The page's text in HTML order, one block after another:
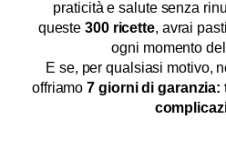
praticità e salute senza
queste300 ricette, avrai
ogni momento
E se, per qualsiasi motivo,
offriamo7 giorni di garanzia: